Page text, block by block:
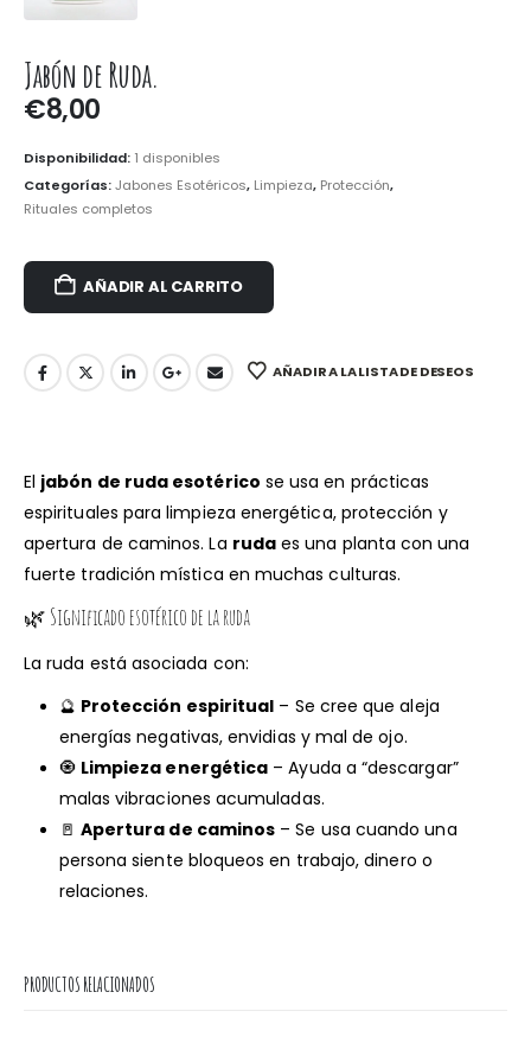
Jabón de Ruda.
€8,00
Disponibilidad: 1 disponibles
Categorías:Jabones Esotéricos, Limpieza, Protección,
Rituales completos
AÑADIR AL CARRITO
AÑADIR A LA LISTA DE DESEOS
El jabón de ruda esotérico se usa en prácticas
espirituales para limpieza energética, protección y
apertura de caminos. La rudaes una planta con una
fuerte tradición mística en muchas culturas.
🌿 Significado esotérico de la ruda
La ruda está asociada con:
🔮 Protección espiritual – Se cree que aleja
energías negativas, envidias y mal de ojo.
🧿 Limpieza energética – Ayuda a “descargar”
malas vibraciones acumuladas.
🚪 Apertura de caminos – Se usa cuando una
persona siente bloqueos en trabajo, dinero o
relaciones.
PRODUCTOS RELACIONADOS